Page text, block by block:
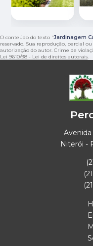
O conteúdo do texto "Jardinagem
reservado. Sua reprodução, parcial
autorização do autor. Crime de
Lei 9610/98 - Lei de direitos autorais.
Niterói -